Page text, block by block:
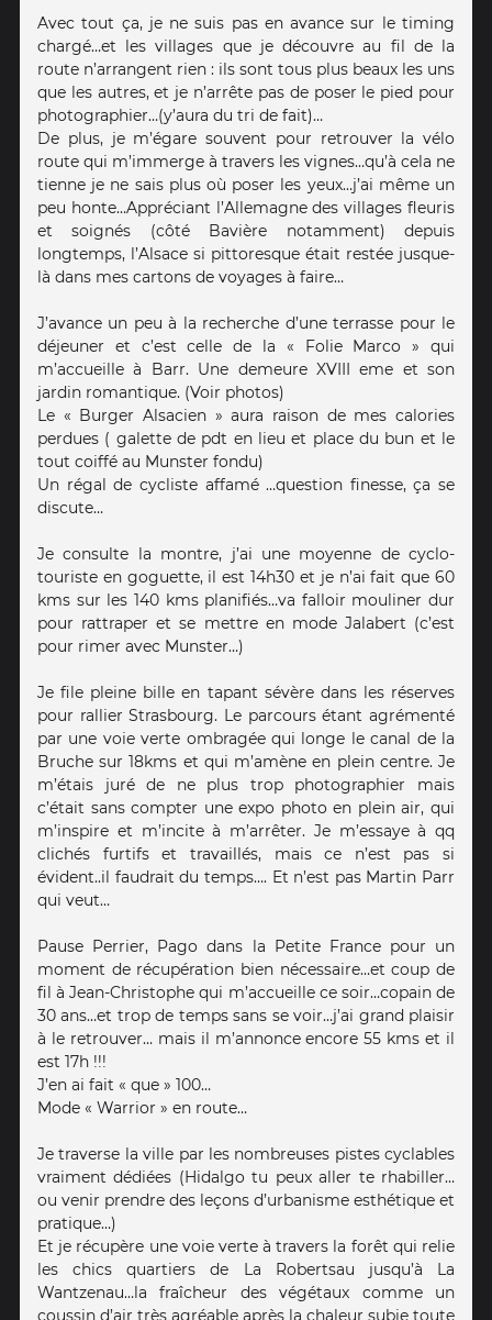
Avec tout ça, je ne suis pas en avance sur le timing
chargé…et les villages que je découvre au fil de la
route n’arrangent rien : ils sont tous plus beaux les uns
que les autres, et je n’arrête pas de poser le pied pour
photographier…(y’aura du tri de fait)…
De plus, je m’égare souvent pour retrouver la vélo
route qui m’immerge à travers les vignes…qu’à cela ne
tienne je ne sais plus où poser les yeux…j’ai même un
peu honte…Appréciant l’Allemagne des villages fleuris
et soignés (côté Bavière notamment) depuis
longtemps, l’Alsace si pittoresque était restée jusque-
là dans mes cartons de voyages à faire…
J’avance un peu à la recherche d’une terrasse pour le
déjeuner et c’est celle de la « Folie Marco » qui
m’accueille à Barr. Une demeure XVIII eme et son
jardin romantique. (Voir photos)
Le « Burger Alsacien » aura raison de mes calories
perdues ( galette de pdt en lieu et place du bun et le
tout coiffé au Munster fondu)
Un régal de cycliste affamé …question finesse, ça se
discute…
Je consulte la montre, j’ai une moyenne de cyclo-
touriste en goguette, il est 14h30 et je n’ai fait que 60
kms sur les 140 kms planifiés…va falloir mouliner dur
pour rattraper et se mettre en mode Jalabert (c’est
pour rimer avec Munster…)
Je file pleine bille en tapant sévère dans les réserves
pour rallier Strasbourg. Le parcours étant agrémenté
par une voie verte ombragée qui longe le canal de la
Bruche sur 18kms et qui m’amène en plein centre. Je
m’étais juré de ne plus trop photographier mais
c’était sans compter une expo photo en plein air, qui
m’inspire et m’incite à m’arrêter. Je m’essaye à qq
clichés furtifs et travaillés, mais ce n’est pas si
évident..il faudrait du temps…. Et n’est pas Martin Parr
qui veut…
Pause Perrier, Pago dans la Petite France pour un
moment de récupération bien nécessaire…et coup de
fil à Jean-Christophe qui m’accueille ce soir…copain de
30 ans…et trop de temps sans se voir…j’ai grand plaisir
à le retrouver… mais il m’annonce encore 55 kms et il
est 17h !!!
J’en ai fait « que » 100…
Mode « Warrior » en route…
Je traverse la ville par les nombreuses pistes cyclables
vraiment dédiées (Hidalgo tu peux aller te rhabiller…
ou venir prendre des leçons d’urbanisme esthétique et
pratique…)
Et je récupère une voie verte à travers la forêt qui relie
les chics quartiers de La Robertsau jusqu’à La
Wantzenau…la fraîcheur des végétaux comme un